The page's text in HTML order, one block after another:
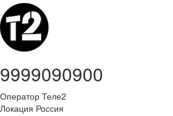
9999090900
Оператор Теле2
Локация Россия